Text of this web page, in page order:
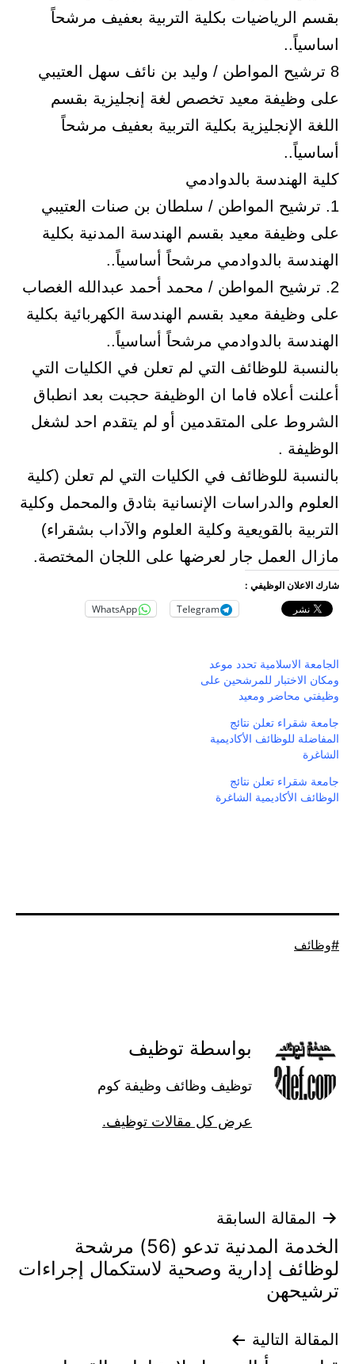
بقسم الرياضيات بكلية التربية بعفيف مرشحاً
اساسياً..
8 ترشيح المواطن / وليد بن نائف سهل العتيبي
على وظيفة معيد تخصص لغة إنجليزية بقسم
اللغة الإنجليزية بكلية التربية بعفيف مرشحاً
أساسياً..
كلية الهندسة بالدوادمي
1. ترشيح المواطن / سلطان بن صنات العتيبي
على وظيفة معيد بقسم الهندسة المدنية بكلية
الهندسة بالدوادمي مرشحاً أساسياً..
2. ترشيح المواطن / محمد أحمد عبدالله الغصاب
على وظيفة معيد بقسم الهندسة الكهربائية بكلية
الهندسة بالدوادمي مرشحاً أساسياً..
بالنسبة للوظائف التي لم تعلن في الكليات التي
أعلنت أعلاه فاما ان الوظيفة حجبت بعد انطباق
الشروط على المتقدمين أو لم يتقدم احد لشغل
الوظيفة .
بالنسبة للوظائف في الكليات التي لم تعلن (كلية
العلوم والدراسات الإنسانية بثادق والمحمل وكلية
التربية بالقويعية وكلية العلوم والآداب بشقراء)
مازال العمل جار لعرضها على اللجان المختصة.
شارك الاعلان الوظيفي :
Telegram
WhatsApp
الجامعة الاسلامية تحدد موعد
ومكان الاختبار للمرشحين على
وظيفتي محاضر ومعيد
جامعة شقراء تعلن نتائج
المفاضلة للوظائف الأكاديمية
الشاغرة
جامعة شقراء تعلن نتائج
الوظائف الأكاديمية الشاغرة
موسوم
وظائف
بواسطة توظيف
توظيف وظائف وظيفة كوم
عرض كل مقالات توظيف.
تصفّح
المقالات
المقالة السابقة
الخدمة المدنية تدعو (56) مرشحة
لوظائف إدارية وصحية لاستكمال إجراءات
ترشيحهن
المقالة التالية